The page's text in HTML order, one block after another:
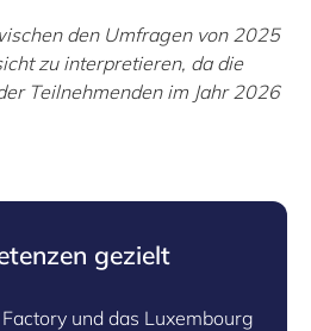
den Umfragen von 2025
zu interpretieren, da die
Teilnehmenden im Jahr 2026
gezielt
und das Luxembourg